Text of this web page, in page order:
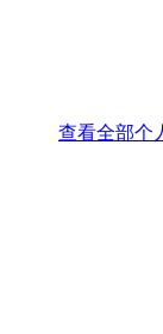
查看全部个